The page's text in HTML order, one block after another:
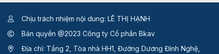
Chịu trách nhiệm nội dung: LÊ THỊ HẠNH
Bản quyền @2023 Công ty Cổ phần Bkav
Địa chỉ: Tầng 2, Tòa nhà HH1, Đường Dương Đình Nghệ,